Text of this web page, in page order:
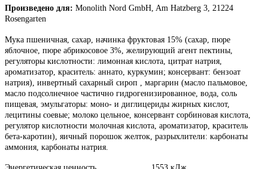
Произведено для: Monolith Nord GmbH, Am Hatzberg 3, 21224
Rosengarten
Мука пшеничная, сахар, начинка фруктовая 15% (сахар, пюре
яблочное, пюре абрикосовое 3%, желирующий агент пектины,
регуляторы кислотности: лимонная кислота, цитрат натрия,
ароматизатор, краситель: аннато, куркумин; консервант: бензоат
натрия), инвертный сахарный сироп , маргарин (масло пальмовое,
масло подсолнечное частично гидрогенизированное, вода, соль
пищевая, эмульгаторы: моно- и диглицериды жирных кислот,
лецитины соевые; молоко цельное, консервант сорбиновая кислота,
регулятор кислотности молочная кислота, ароматизатор, краситель
бета-каротин), яичный порошок желток, разрыхлители: карбонаты
аммония, карбонаты натрия.